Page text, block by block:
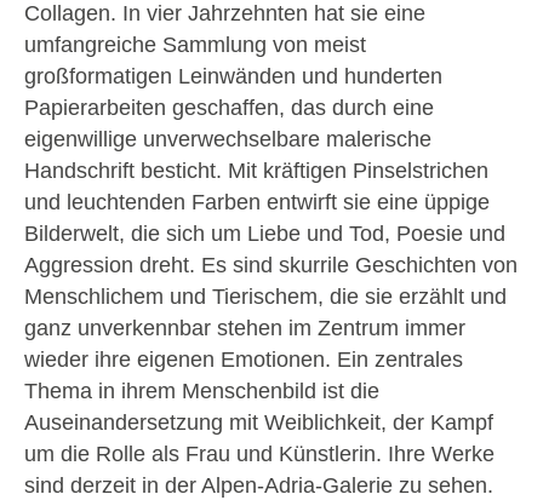
Collagen. In vier Jahrzehnten hat sie eine
umfangreiche Sammlung von meist
großformatigen Leinwänden und hunderten
Papierarbeiten geschaffen, das durch eine
eigenwillige unverwechselbare malerische
Handschrift besticht. Mit kräftigen Pinselstrichen
und leuchtenden Farben entwirft sie eine üppige
Bilderwelt, die sich um Liebe und Tod, Poesie und
Aggression dreht. Es sind skurrile Geschichten von
Menschlichem und Tierischem, die sie erzählt und
ganz unverkennbar stehen im Zentrum immer
wieder ihre eigenen Emotionen. Ein zentrales
Thema in ihrem Menschenbild ist die
Auseinandersetzung mit Weiblichkeit, der Kampf
um die Rolle als Frau und Künstlerin. Ihre Werke
sind derzeit in der Alpen-Adria-Galerie zu sehen.